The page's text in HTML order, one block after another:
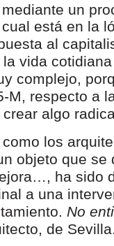
un
está en la
al
vida
complejo,
M, respecto a
algo
los
objeto que
ha sido
a una
No
de Sevilla.